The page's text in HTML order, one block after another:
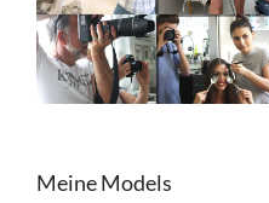
Meine Models